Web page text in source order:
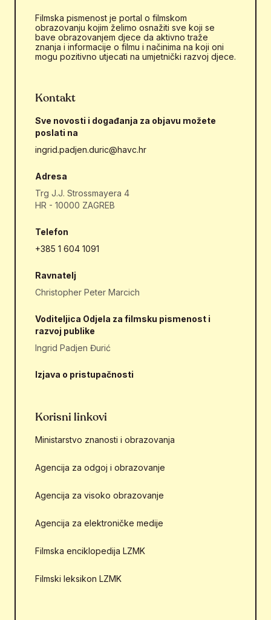
Filmska pismenost je portal o filmskom
obrazovanju kojim želimo osnažiti sve koji se
bave obrazovanjem djece da aktivno traže
znanja i informacije o filmu i načinima na koji oni
mogu pozitivno utjecati na umjetnički razvoj djece.
Kontakt
Sve novosti i događanja za objavu možete
poslati na
ingrid.padjen.duric@havc.hr
Adresa
Trg J.J. Strossmayera 4
HR - 10000 ZAGREB
Telefon
+385 1 604 1091
Ravnatelj
Christopher Peter Marcich
Voditeljica Odjela za filmsku pismenost i
razvoj publike
Ingrid Padjen Đurić
Izjava o pristupačnosti
Korisni linkovi
Ministarstvo znanosti i obrazovanja
Agencija za odgoj i obrazovanje
Agencija za visoko obrazovanje
Agencija za elektroničke medije
Filmska enciklopedija LZMK
Filmski leksikon LZMK